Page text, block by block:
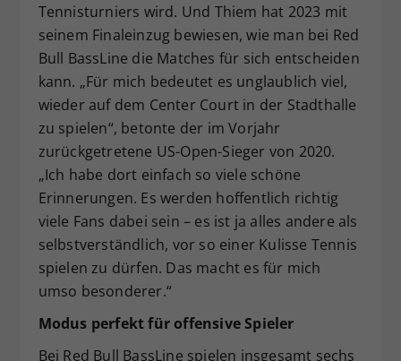
Tennisturniers wird. Und Thiem hat 2023 mit
seinem Finaleinzug bewiesen, wie man bei Red
Bull BassLine die Matches für sich entscheiden
kann. „Für mich bedeutet es unglaublich viel,
wieder auf dem Center Court in der Stadthalle
zu spielen“, betonte der im Vorjahr
zurückgetretene US-Open-Sieger von 2020.
„Ich habe dort einfach so viele schöne
Erinnerungen. Es werden hoffentlich richtig
viele Fans dabei sein – es ist ja alles andere als
selbstverständlich, vor so einer Kulisse Tennis
spielen zu dürfen. Das macht es für mich
umso besonderer.“
Modus perfekt für offensive Spieler
Bei Red Bull BassLine spielen insgesamt sechs